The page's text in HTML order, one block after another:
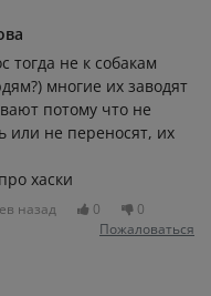
тогда не к собакам
многие их заводят
потому что не
или не переносят, их
хаски
назад 0
0
Пожаловаться